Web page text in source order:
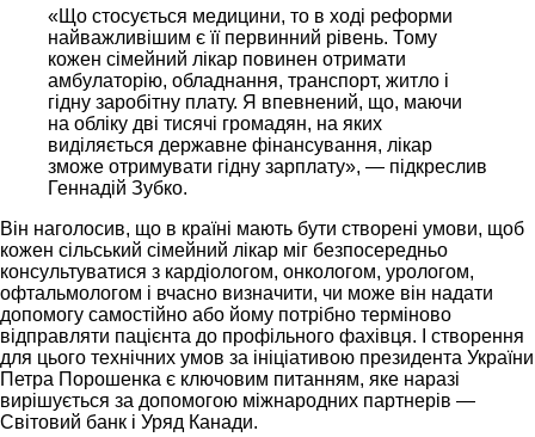
«Що стосується медицини, то в ході реформи
найважливішим є її первинний рівень. Тому
кожен сімейний лікар повинен отримати
амбулаторію, обладнання, транспорт, житло і
гідну заробітну плату. Я впевнений, що, маючи
на обліку дві тисячі громадян, на яких
виділяється державне фінансування, лікар
зможе отримувати гідну зарплату», — підкреслив
Геннадій Зубко.
Він наголосив, що в країні мають бути створені умови, щоб
кожен сільський сімейний лікар міг безпосередньо
консультуватися з кардіологом, онкологом, урологом,
офтальмологом і вчасно визначити, чи може він надати
допомогу самостійно або йому потрібно терміново
відправляти пацієнта до профільного фахівця. І створення
для цього технічних умов за ініціативою президента України
Петра Порошенка є ключовим питанням, яке наразі
вирішується за допомогою міжнародних партнерів —
Світовий банк і Уряд Канади.